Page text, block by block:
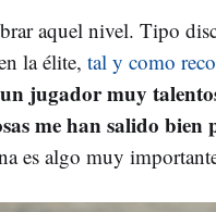
aquel nivel. Tipo
la élite, tal y como
jugador muy
me han salido bien
es algo muy